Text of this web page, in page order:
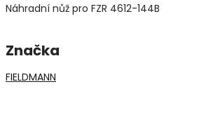
Náhradní nůž pro FZR 4612-144B
Značka
FIELDMANN